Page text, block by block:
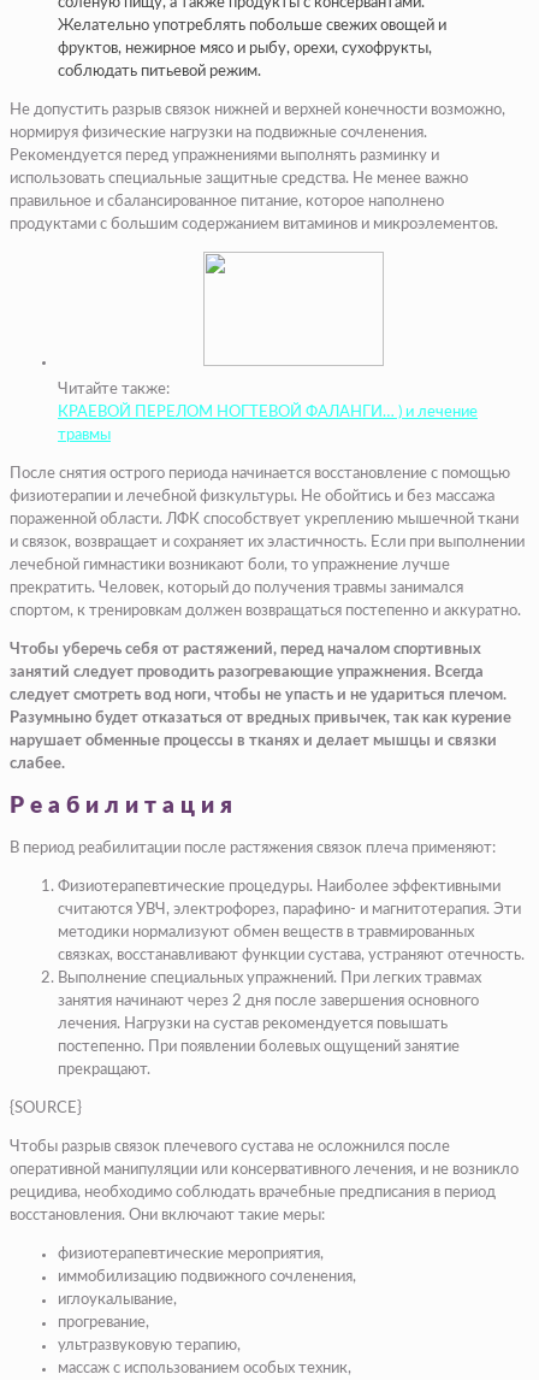
соленую пищу, а также продукты с консервантами.
Желательно употреблять побольше свежих овощей и
фруктов, нежирное мясо и рыбу, орехи, сухофрукты,
соблюдать питьевой режим.
Не допустить разрыв связок нижней и верхней конечности возможно,
нормируя физические нагрузки на подвижные сочленения.
Рекомендуется перед упражнениями выполнять разминку и
использовать специальные защитные средства. Не менее важно
правильное и сбалансированное питание, которое наполнено
продуктами с большим содержанием витаминов и микроэлементов.
Читайте также:
КРАЕВОЙ ПЕРЕЛОМ НОГТЕВОЙ ФАЛАНГИ… ) и лечение
травмы
После снятия острого периода начинается восстановление с помощью
физиотерапии и лечебной физкультуры. Не обойтись и без массажа
пораженной области. ЛФК способствует укреплению мышечной ткани
и связок, возвращает и сохраняет их эластичность. Если при выполнении
лечебной гимнастики возникают боли, то упражнение лучше
прекратить. Человек, который до получения травмы занимался
спортом, к тренировкам должен возвращаться постепенно и аккуратно.
Чтобы уберечь себя от растяжений, перед началом спортивных
занятий следует проводить разогревающие упражнения. Всегда
следует смотреть вод ноги, чтобы не упасть и не удариться плечом.
Разумныно будет отказаться от вредных привычек, так как курение
нарушает обменные процессы в тканях и делает мышцы и связки
слабее.
Реабилитация
В период реабилитации после растяжения связок плеча применяют:
Физиотерапевтические процедуры. Наиболее эффективными
считаются УВЧ, электрофорез, парафино- и магнитотерапия. Эти
методики нормализуют обмен веществ в травмированных
связках, восстанавливают функции сустава, устраняют отечность.
Выполнение специальных упражнений. При легких травмах
занятия начинают через 2 дня после завершения основного
лечения. Нагрузки на сустав рекомендуется повышать
постепенно. При появлении болевых ощущений занятие
прекращают.
{SOURCE}
Чтобы разрыв связок плечевого сустава не осложнился после
оперативной манипуляции или консервативного лечения, и не возникло
рецидива, необходимо соблюдать врачебные предписания в период
восстановления. Они включают такие меры:
физиотерапевтические мероприятия,
иммобилизацию подвижного сочленения,
иглоукалывание,
прогревание,
ультразвуковую терапию,
массаж с использованием особых техник,